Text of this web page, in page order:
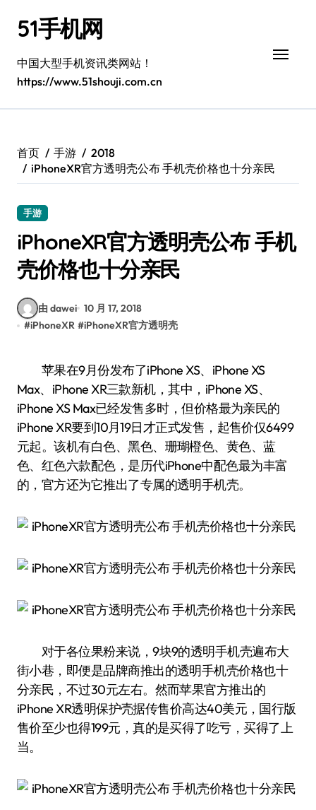
51手机网
中国大型手机资讯类网站！
https://www.51shouji.com.cn
首页 手游
2018
iPhoneXR官方透明壳公布 手机壳价格也十分亲民
手游
iPhoneXR官方透明壳公布 手机
壳价格也十分亲民
由 dawei 10 月 17, 2018
#iPhoneXR #iPhoneXR官方透明壳
苹果在9月份发布了iPhone XS、iPhone XS
Max、iPhone XR三款新机，其中，iPhone XS、
iPhone XS Max已经发售多时，但价格最为亲民的
iPhone XR要到10月19日才正式发售，起售价仅6499
元起。该机有白色、黑色、珊瑚橙色、黄色、蓝
色、红色六款配色，是历代iPhone中配色最为丰富
的，官方还为它推出了专属的透明手机壳。
对于各位果粉来说，9块9的透明手机壳遍布大
街小巷，即便是品牌商推出的透明手机壳价格也十
分亲民，不过30元左右。然而苹果官方推出的
iPhone XR透明保护壳据传售价高达40美元，国行版
售价至少也得199元，真的是买得了吃亏，买得了上
当。